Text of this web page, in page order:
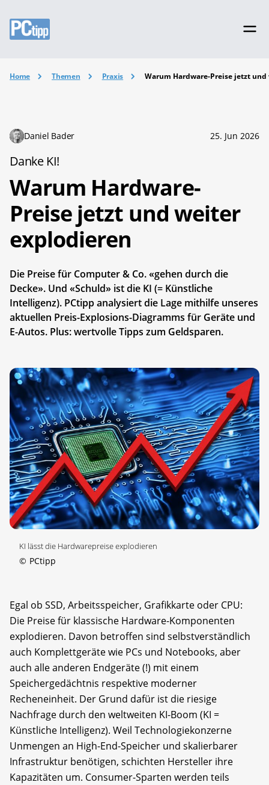
Home Themen Praxis Warum Hardware-Preise jetzt
Daniel Bader 25. Jun 2026
Danke KI!
Warum Hardware-
Preise jetzt und weiter
explodieren
Die Preise für Computer & Co. «gehen durch die
Decke». Und «Schuld» ist die KI (= Künstliche
Intelligenz). PCtipp analysiert die Lage mithilfe unseres
aktuellen Preis-Explosions-Diagramms für Geräte und
E-Autos. Plus: wertvolle Tipps zum Geldsparen.
KI lässt die Hardwarepreise explodieren
© PCtipp
Egal ob SSD, Arbeitsspeicher, Grafikkarte oder CPU:
Die Preise für klassische Hardware-Komponenten
explodieren. Davon betroffen sind selbstverständlich
auch Komplettgeräte wie PCs und Notebooks, aber
auch alle anderen Endgeräte (!) mit einem
Speichergedächtnis respektive moderner
Recheneinheit. Der Grund dafür ist die riesige
Nachfrage durch den weltweiten KI-Boom (KI =
Künstliche Intelligenz). Weil Technologiekonzerne
Unmengen an High-End-Speicher und skalierbarer
Infrastruktur benötigen, schichten Hersteller ihre
Kapazitäten um. Consumer-Sparten werden teils